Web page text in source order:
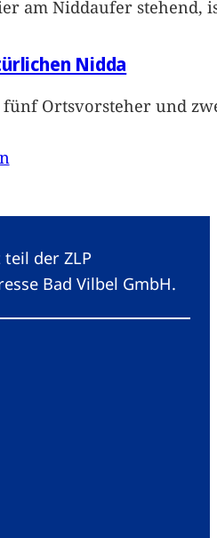
am Niddaufer
Nidda
fünf Ortsvorsteher und
der ZLP
Bad Vilbel GmbH.